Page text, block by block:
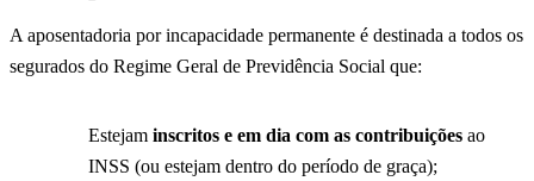
A aposentadoria por incapacidade permanente é destinada a todos os
segurados do Regime Geral de Previdência Social que:
Estejam inscritos e em dia com as contribuições ao
INSS (ou estejam dentro do período de graça);